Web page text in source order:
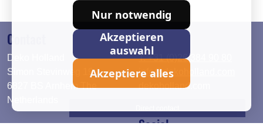
Contact
Deko Holland
Simon Stevinweg 19
6827 BS Arnhem The
Netherlands
T. +31 (0)26 384 90 80
info@dekoholland.com
dekoholland.com
Social
Nur notwendig
Akzeptieren
auswahl
Akzeptiere alles